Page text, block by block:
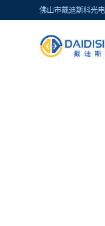
佛山市戴迪斯科光